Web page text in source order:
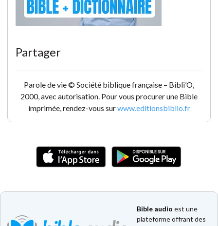
Partager
Parole de vie © Société biblique française – Bibli’O,
2000, avec autorisation. Pour vous procurer une Bible
imprimée, rendez-vous surwww.editionsbiblio.fr
Bible audio est une
plateforme offrant des